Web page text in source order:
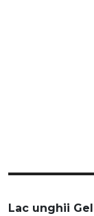
Lac unghii